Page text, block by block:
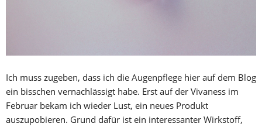
Ich muss zugeben, dass ich die Augenpflege hier auf dem Blog
ein bisschen vernachlässigt habe. Erst auf der Vivaness im
Februar bekam ich wieder Lust, ein neues Produkt
auszupobieren. Grund dafür ist ein interessanter Wirkstoff,